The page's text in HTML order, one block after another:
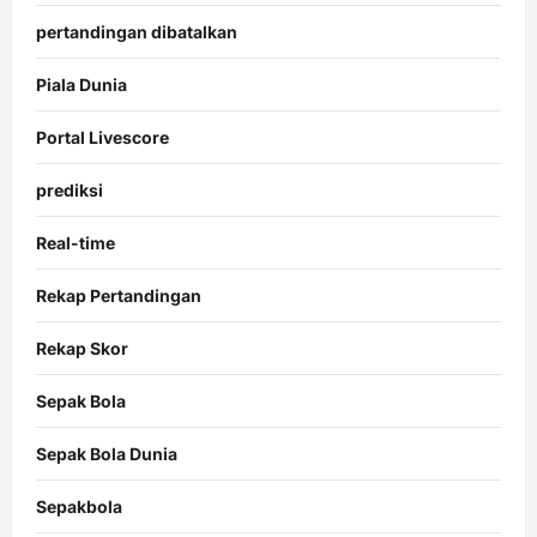
pertandingan dibatalkan
Piala Dunia
Portal Livescore
prediksi
Real-time
Rekap Pertandingan
Rekap Skor
Sepak Bola
Sepak Bola Dunia
Sepakbola